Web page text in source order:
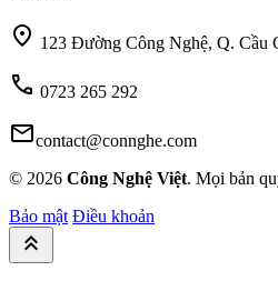
location_on 123 Đường Công Nghệ, Q. Cầu
call 0723 265 292
mailcontact@connghe.com
© 2026 Công Nghệ Việt. Mọi bản
Bảo mật Điều khoản
keyboard_double_arrow_up